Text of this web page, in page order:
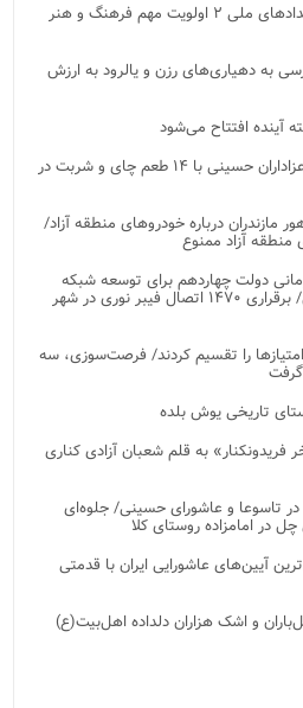
توسعه باغ هنر و برگزاری رویدادهای ملی ۲ اولویت مهم فرهنگ و هنر
کمپرسی به دهیاری‌های رزن و یالرود به ارزش
آینده افتتاح می‌شود
پذیرایی متفاوت و باشکوه از عزاداران حسینی با ۱۴ طعم چای و شربت در
درباره خودروهای منطقه آزاد/
منطقه آزاد ممنوع
۱۸۰ میلیارد تومانی دولت چهاردهم برای توسعه شبکه
تلفن همراه و فیبر نوری در آمل/ برقراری ۱۴۷۰ اتصال فیبر نوری در شهر
را تقسیم کردند/ فرصت‌سوزی، سه
گرفت
تاریخی یوش بلده
فریدونکنار» به قلم شعبان آزادی کناری
در تاسوعا و عاشورای حسینی/ جلوه‌ای
در امامزاده روستای کلا
آیین‌های عاشورایی ایران با قدمتی
و اشک هزاران دلداده اهل‌بیت(ع)